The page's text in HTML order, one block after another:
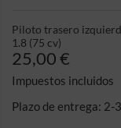
Piloto trasero
1.8 (75 cv)
25,00 €
Impuestos incluidos
Plazo de entrega: 2-